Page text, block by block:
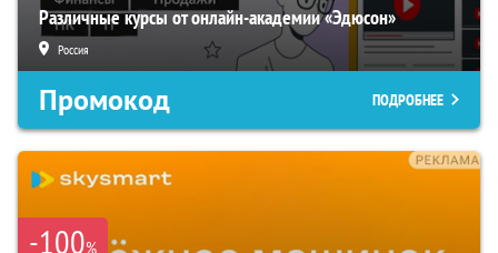
Различные курсы от онлайн-академии «Эдюсон»
Россия
Промокод ПОДРОБНЕЕ
-100%